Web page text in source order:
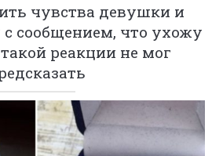
чувства девушки и
с сообщением, что ухожу
реакции не мог